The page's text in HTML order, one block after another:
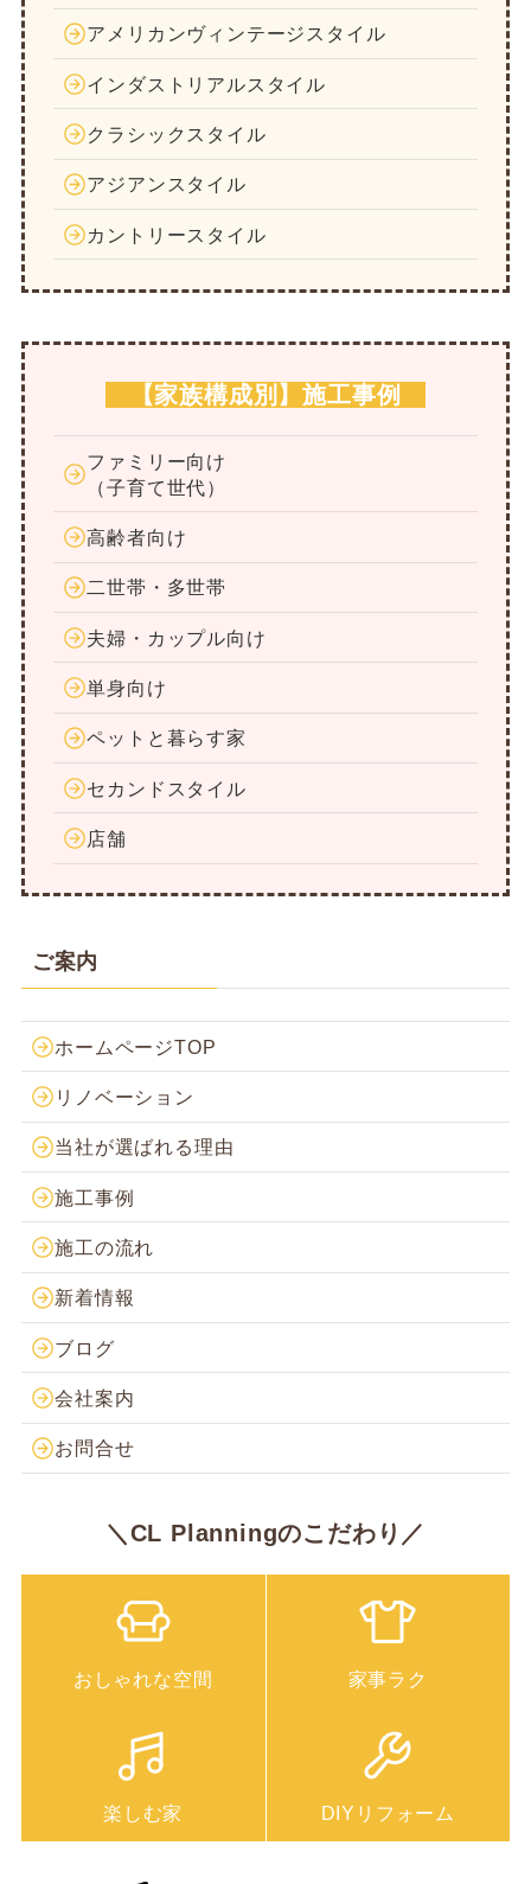
アメリカンヴィンテージスタイル
インダストリアルスタイル
クラシックスタイル
アジアンスタイル
カントリースタイル
【家族構成別】施工事例
ファミリー向け
（子育て世代）
高齢者向け
二世帯・多世帯
夫婦・カップル向け
単身向け
ペットと暮らす家
セカンドスタイル
店舗
ご案内
ホームページTOP
リノベーション
当社が選ばれる理由
施工事例
施工の流れ
新着情報
ブログ
会社案内
お問合せ
＼CL Planningのこだわり／
おしゃれな空間 家事ラク
楽しむ家 DIYリフォーム